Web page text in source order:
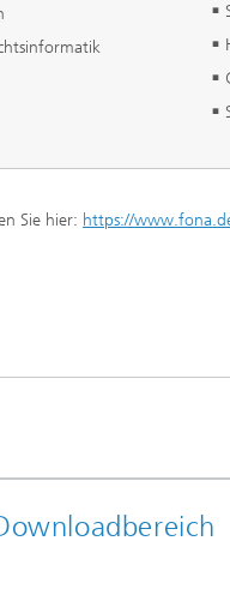
Sie hier: https://